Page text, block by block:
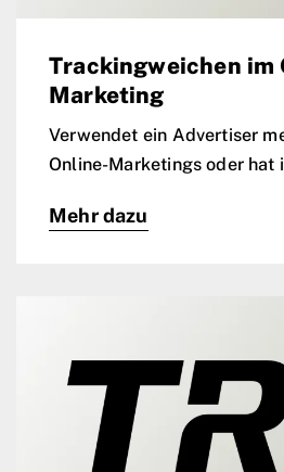
Trackingweichen im
Marketing
Verwendet ein Advertiser
Online-Marketings oder hat
Mehr dazu